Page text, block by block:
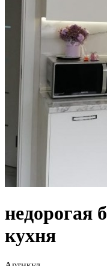
недорогая
кухня